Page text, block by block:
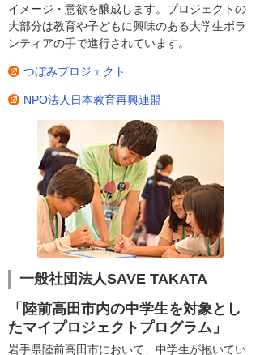
イメージ・意欲を醸成します。プロジェクトの
大部分は教育や子どもに興味のある大学生ボラ
ンティアの手で進行されています。
つぼみプロジェクト
NPO法人日本教育再興連盟
一般社団法人SAVE TAKATA
「陸前高田市内の中学生を対象とし
たマイプロジェクトプログラム」
岩手県陸前高田市において、中学生が抱いてい